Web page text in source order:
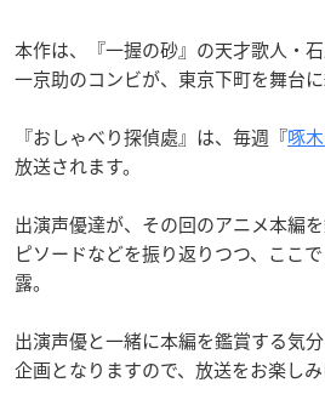
本作は、『一握の砂』の天才歌人・
一京助のコンビが、東京下町を舞台
『おしゃべり探偵處』は、毎週『啄
放送されます。
出演声優達が、その回のアニメ本編
ピソードなどを振り返りつつ、ここ
露。
出演声優と一緒に本編を鑑賞する気
企画となりますので、放送をお楽しみ